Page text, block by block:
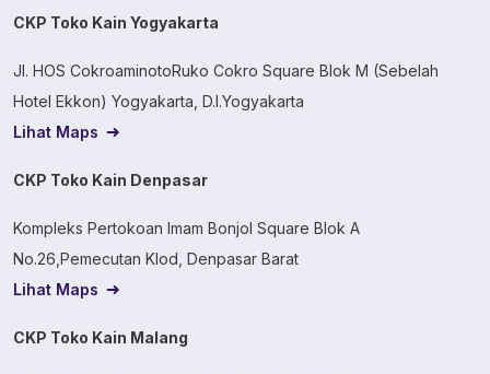
CKP Toko Kain Yogyakarta
Jl. HOS CokroaminotoRuko Cokro Square Blok M (Sebelah
Hotel Ekkon) Yogyakarta, D.I.Yogyakarta
Lihat Maps
CKP Toko Kain Denpasar
Kompleks Pertokoan Imam Bonjol Square Blok A
No.26,Pemecutan Klod, Denpasar Barat
Lihat Maps
CKP Toko Kain Malang